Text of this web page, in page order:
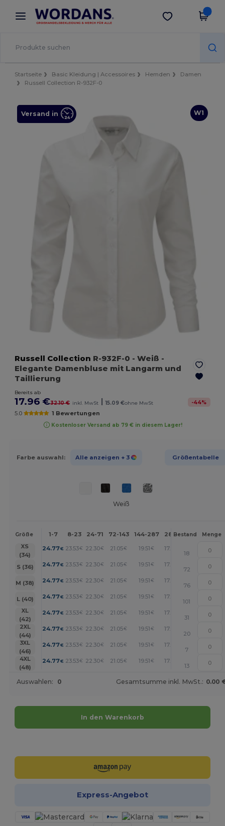
× Wordans App
Bessere Preise in der App!
App holen
Startseite Basic Kleidung | Accessoires Hemden
Damen
Russell Collection R-932F-0
W1
Versand in
Russell Collection R-932F-0 - Weiß -
Elegante Damenbluse mit Langarm und
Taillierung
Bereits ab
17.96 €32.10 € inkl. MwSt | 15.09 €ohne MwSt -44%
5.0 1 Bewertungen
Kostenloser Versand ab 79 € in diesem Lager!
Farbe auswahl: Alle anzeigen + 3 Größentabelle
Weiß
Größe 1-7 8-23 24-71 72-143 144-287 288 + Mehr
Bestand Menge
XS
(34)
24.77€ 23.53€ 22.30€ 21.05€ 19.51 € 17.96
18
S (36)
24.77€ 23.53€ 22.30€ 21.05€ 19.51 € 17.96
72
M (38)
24.77€ 23.53€ 22.30€ 21.05€ 19.51 € 17.96
76
L (40)
24.77€ 23.53€ 22.30€ 21.05€ 19.51 € 17.96
101
XL
(42)
24.77€ 23.53€ 22.30€ 21.05€ 19.51 € 17.96
31
2XL
(44)
24.77€ 23.53€ 22.30€ 21.05€ 19.51 € 17.96
20
3XL
(46)
24.77€ 23.53€ 22.30€ 21.05€ 19.51 € 17.96
7
4XL
(48)
24.77€ 23.53€ 22.30€ 21.05€ 19.51 € 17.96
13
Auswahlen: 0 Gesamtsumme inkl. MwSt.: 0.00
In den Warenkorb
Express-Angebot